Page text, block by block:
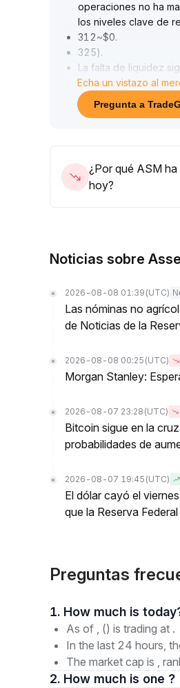
operaciones no ha
los niveles clave de
312~$0.
325).
La falta de liquidez
aumentar el riesgo
Si las noticias
Antes de que la
Echa un vistazo al
Pregunta a
¿Por qué ASM ha
hoy?
Noticias sobre
2026-08-08 01:39 (UTC)
Las nóminas no
de Noticias de la
2026-08-08 00:25 (UTC)
Morgan Stanley:
2026-08-07 23:28 (UTC)
Bitcoin sigue en la
probabilidades de
2026-08-07 19:45 (UTC)
El dólar cayó el
que la Reserva
Preguntas
1. How much is
As of , () is trading at .
In the last 24 hours,
The market cap is ,
2. How much is one ?